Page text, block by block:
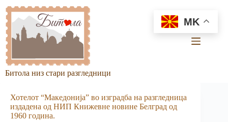
content
Битола низ стари разгледници
Хотелот “Македонија” во изградба на разгледница
издадена од НИП Книжевне новине Белград од
1960 година.
MK